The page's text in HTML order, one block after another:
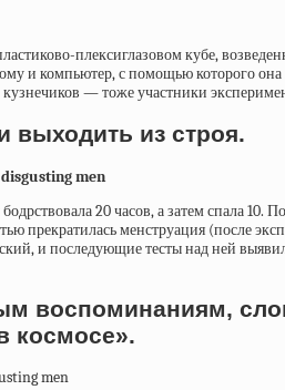
плексиглазовом кубе,
и компьютер, с помощью которого
— тоже участники
выходить из строя.
20 часов, а затем спала 10.
прекратилась менструация (после
и последующие тесты над ней
воспоминаниям,
космосе».